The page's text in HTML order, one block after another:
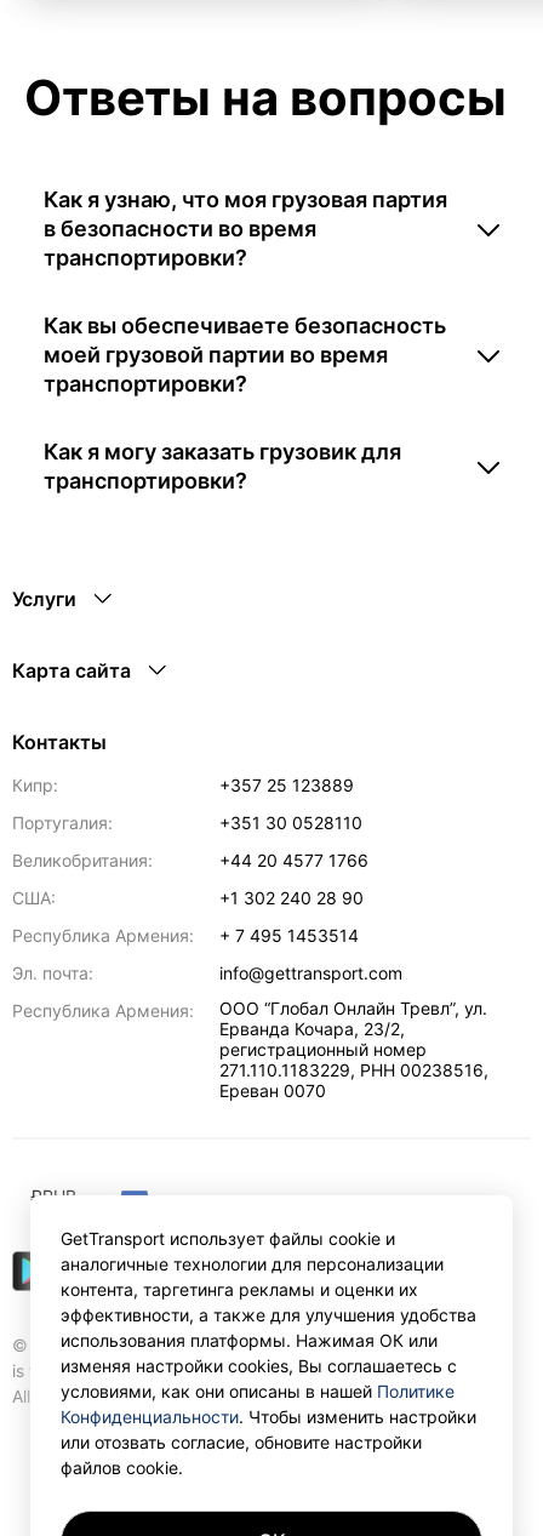
Ответы на вопросы
Как я узнаю, что моя грузовая партия
в безопасности во время
транспортировки?
Как вы обеспечиваете безопасность
моей грузовой партии во время
транспортировки?
Как я могу заказать грузовик для
транспортировки?
Услуги
Карта сайта
Контакты
Кипр:
+357 25 123889
Португалия:
+351 30 0528110
Великобритания:
+44 20 4577 1766
США:
+1 302 240 28 90
Республика Армения:
+ 7 495 1453514
Эл. почта:
info@gettransport.com
Республика Армения:
ООО “Глобал Онлайн Тревл”, ул.
Ерванда Кочара, 23/2,
регистрационный номер
271.110.1183229, РНН 00238516,
Ереван 0070
© Gettransport International Limited. GetTransport®
is trademark of Gettransport International Limited.
All rights reserved.
₽RUB
GetTransport использует файлы cookie и
аналогичные технологии для персонализации
контента, таргетинга рекламы и оценки их
эффективности, а также для улучшения удобства
использования платформы. Нажимая ОК или
изменяя настройки cookies, Вы соглашаетесь с
условиями, как они описаны в нашей Политике
Конфиденциальности. Чтобы изменить настройки
или отозвать согласие, обновите настройки
файлов cookie.